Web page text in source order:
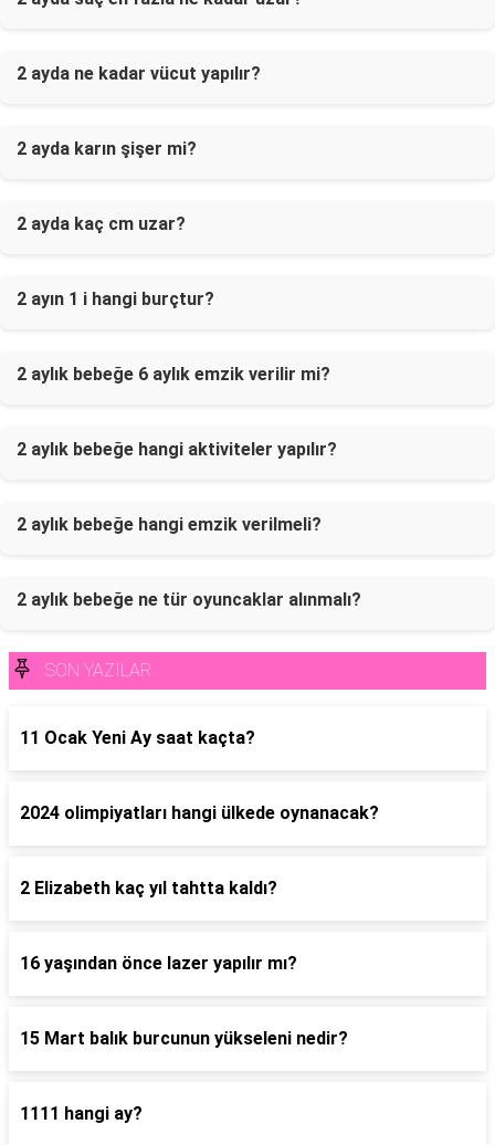
2 ayda ne kadar vücut yapılır?
2 ayda karın şişer mi?
2 ayda kaç cm uzar?
2 ayın 1 i hangi burçtur?
2 aylık bebeğe 6 aylık emzik verilir mi?
2 aylık bebeğe hangi aktiviteler yapılır?
2 aylık bebeğe hangi emzik verilmeli?
2 aylık bebeğe ne tür oyuncaklar alınmalı?
SON YAZILAR
11 Ocak Yeni Ay saat kaçta?
2024 olimpiyatları hangi ülkede oynanacak?
2 Elizabeth kaç yıl tahtta kaldı?
16 yaşından önce lazer yapılır mı?
15 Mart balık burcunun yükseleni nedir?
1111 hangi ay?